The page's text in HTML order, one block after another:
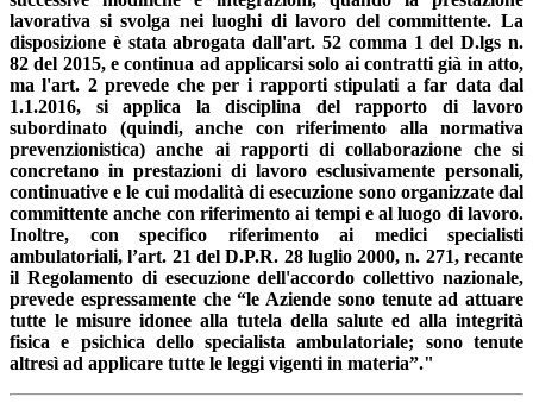
lavorativa si svolga nei luoghi di lavoro del committente. La
disposizione è stata abrogata dall'art. 52 comma 1 del D.lgs n.
82 del 2015, e continua ad applicarsi solo ai contratti già in atto,
ma l'art. 2 prevede che per i rapporti stipulati a far data dal
1.1.2016, si applica la disciplina del rapporto di lavoro
subordinato (quindi, anche con riferimento alla normativa
prevenzionistica) anche ai rapporti di collaborazione che si
concretano in prestazioni di lavoro esclusivamente personali,
continuative e le cui modalità di esecuzione sono organizzate dal
committente anche con riferimento ai tempi e al luogo di lavoro.
Inoltre, con specifico riferimento ai medici specialisti
ambulatoriali, l’art. 21 del D.P.R. 28 luglio 2000, n. 271, recante
il Regolamento di esecuzione dell'accordo collettivo nazionale,
prevede espressamente che “le Aziende sono tenute ad attuare
tutte le misure idonee alla tutela della salute ed alla integrità
fisica e psichica dello specialista ambulatoriale; sono tenute
altresì ad applicare tutte le leggi vigenti in materia”."